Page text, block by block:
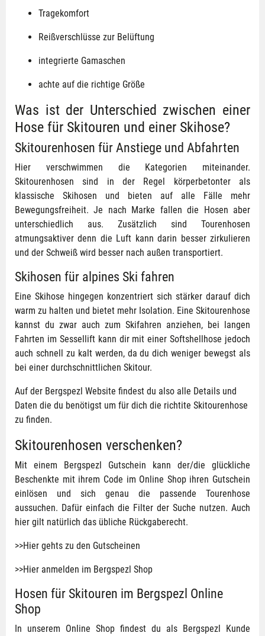
Tragekomfort
Reißverschlüsse zur Belüftung
integrierte Gamaschen
achte auf die richtige Größe
Was ist der Unterschied zwischen einer
Hose für Skitouren und einer Skihose?
Skitourenhosen für Anstiege und Abfahrten
Hier verschwimmen die Kategorien miteinander.
Skitourenhosen sind in der Regel körperbetonter als
klassische Skihosen und bieten auf alle Fälle mehr
Bewegungsfreiheit. Je nach Marke fallen die Hosen aber
unterschiedlich aus. Zusätzlich sind Tourenhosen
atmungsaktiver denn die Luft kann darin besser zirkulieren
und der Schweiß wird besser nach außen transportiert.
Skihosen für alpines Ski fahren
Eine Skihose hingegen konzentriert sich stärker darauf dich
warm zu halten und bietet mehr Isolation. Eine Skitourenhose
kannst du zwar auch zum Skifahren anziehen, bei langen
Fahrten im Sessellift kann dir mit einer Softshellhose jedoch
auch schnell zu kalt werden, da du dich weniger bewegst als
bei einer durchschnittlichen Skitour.
Auf der Bergspezl Website findest du also alle Details und
Daten die du benötigst um für dich die richtite Skitourenhose
zu finden.
Skitourenhosen verschenken?
Mit einem Bergspezl Gutschein kann der/die glückliche
Beschenkte mit ihrem Code im Online Shop ihren Gutschein
einlösen und sich genau die passende Tourenhose
aussuchen. Dafür einfach die Filter der Suche nutzen. Auch
hier gilt natürlich das übliche Rückgaberecht.
>>Hier gehts zu den Gutscheinen
>>Hier anmelden im Bergspezl Shop
Hosen für Skitouren im Bergspezl Online
Shop
In unserem Online Shop findest du als Bergspezl Kunde